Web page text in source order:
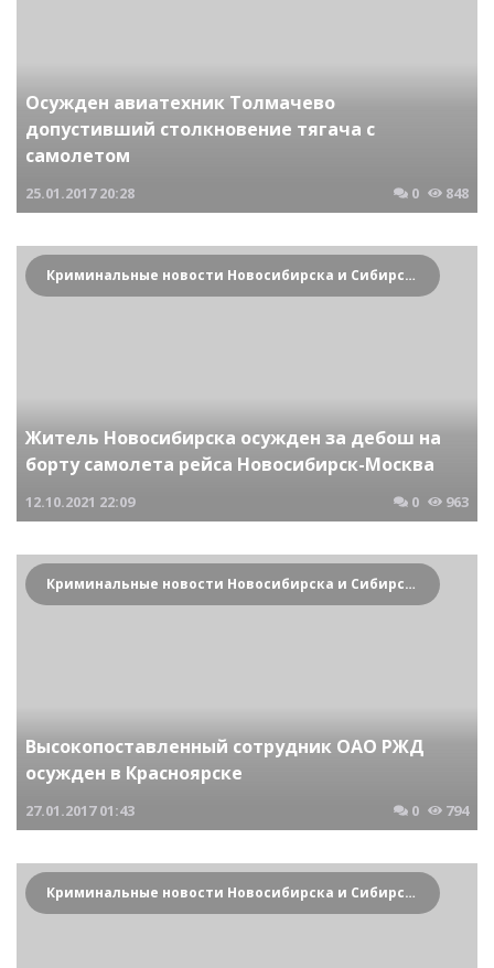
Осужден авиатехник Толмачево
допустивший столкновение тягача с
самолетом
25.01.2017 20:28 0 848
Криминальные новости Новосибирска и Сибирского региона
Житель Новосибирска осужден за дебош на
борту самолета рейса Новосибирск-Москва
12.10.2021 22:09 0 963
Криминальные новости Новосибирска и Сибирского региона
Высокопоставленный сотрудник ОАО РЖД
осужден в Красноярске
27.01.2017 01:43 0 794
Криминальные новости Новосибирска и Сибирского региона